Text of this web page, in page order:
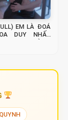
EM LÀ ĐOÁ
DUY NHẤT
THÀNH